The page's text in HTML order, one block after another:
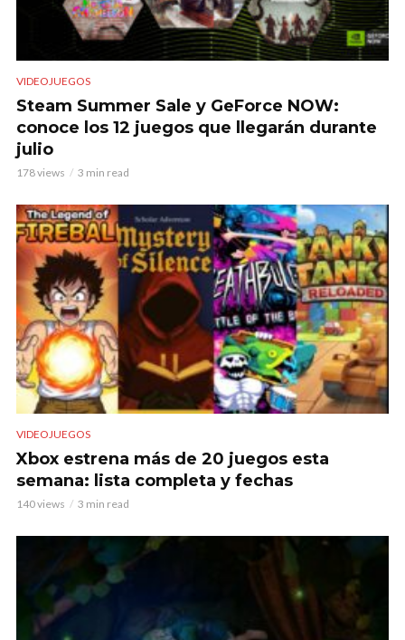
VIDEOJUEGOS
Steam Summer Sale y GeForce NOW:
conoce los 12 juegos que llegarán durante
julio
178 views 3 min read
VIDEOJUEGOS
Xbox estrena más de 20 juegos esta
semana: lista completa y fechas
140 views 3 min read